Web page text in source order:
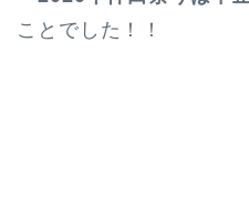
ことでした！！